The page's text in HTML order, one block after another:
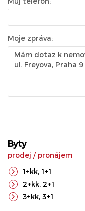
Moje zpráva:
Byty
prodej / pronájem
1+kk, 1+1
2+kk, 2+1
3+kk, 3+1